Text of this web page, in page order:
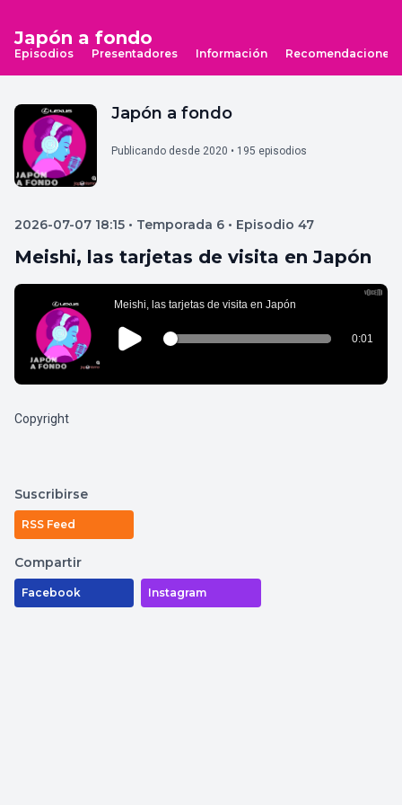
Japón a fondo
Episodios Presentadores Información Recomendaciones
Japón a fondo
Publicando desde 2020 • 195 episodios
2026-07-07 18:15 • Temporada 6 • Episodio 47
Meishi, las tarjetas de visita en Japón
Copyright
Suscribirse
RSS Feed
Compartir
Facebook Instagram